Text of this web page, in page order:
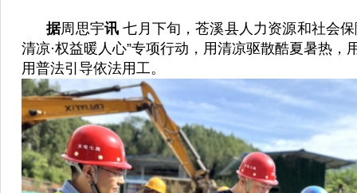
据周思宇讯 七月下旬，苍溪县人力资源和社会
清凉·权益暖人心”专项行动，用清凉驱散酷夏暑热，
用普法引导依法用工。